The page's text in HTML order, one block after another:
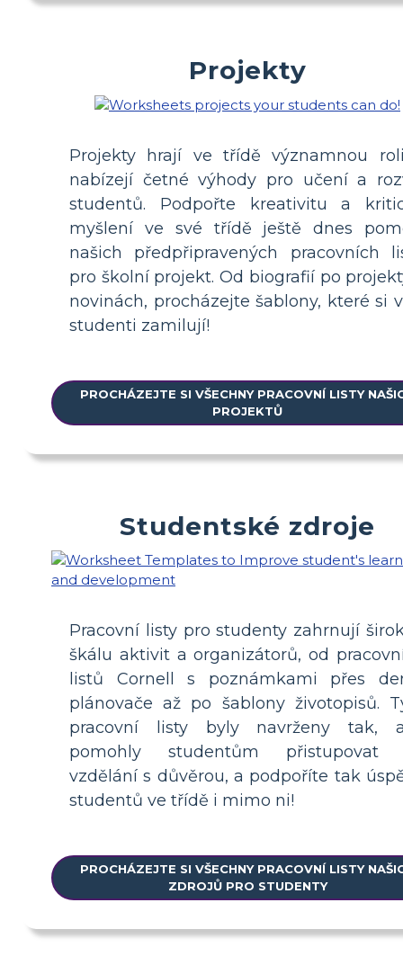
Projekty
Projekty hrají ve třídě významnou
nabízejí četné výhody pro učení a
studentů. Podpořte kreativitu a
myšlení ve své třídě ještě dnes
našich předpřipravených pracovních
pro školní projekt. Od biografií po
novinách, procházejte šablony, které si
studenti zamilují!
PROCHÁZEJTE SI VŠECHNY PRACOVNÍ LISTY
PROJEKTŮ
Studentské zdroje
Pracovní listy pro studenty zahrnují
škálu aktivit a organizátorů, od
listů Cornell s poznámkami přes
plánovače až po šablony životopisů.
pracovní listy byly navrženy tak,
pomohly studentům přistupovat
vzdělání s důvěrou, a podpoříte tak
studentů ve třídě i mimo ni!
PROCHÁZEJTE SI VŠECHNY PRACOVNÍ LISTY
ZDROJŮ PRO STUDENTY